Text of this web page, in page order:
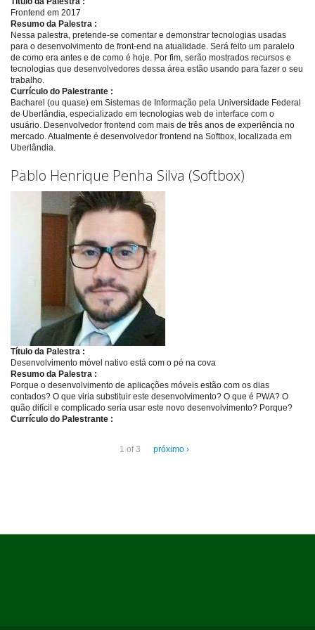
Frontend em 2017
Resumo da Palestra :
Nessa palestra, pretende-se comentar e demonstrar tecnologias usadas
para o desenvolvimento de front-end na atualidade. Será feito um paralelo
de como era antes e de como é hoje. Por fim, serão mostrados recursos e
tecnologias que desenvolvedores dessa área estão usando para fazer o seu
trabalho.
Currículo do Palestrante :
Bacharel (ou quase) em Sistemas de Informação pela Universidade Federal
de Uberlândia, especializado em tecnologias web de interface com o
usuário. Desenvolvedor frontend com mais de três anos de experiência no
mercado. Atualmente é desenvolvedor frontend na Softbox, localizada em
Uberlândia.
Pablo Henrique Penha Silva (Softbox)
Título da Palestra :
Desenvolvimento móvel nativo está com o pé na cova
Resumo da Palestra :
Porque o desenvolvimento de aplicações móveis estão com os dias
contados? O que viria substituir este desenvolvimento? O que é PWA? O
quão difícil e complicado seria usar este novo desenvolvimento? Porque?
Currículo do Palestrante :
1 of 3 próximo ›